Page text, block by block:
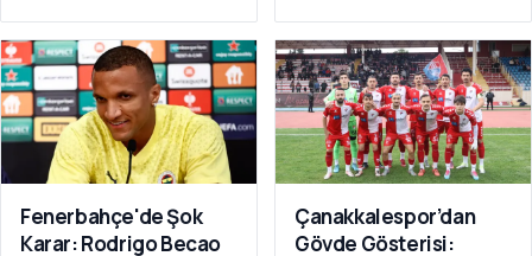
Fenerbahçe'de Şok
Karar: Rodrigo Becao
Çanakkalespor’dan
Gövde Gösterisi: